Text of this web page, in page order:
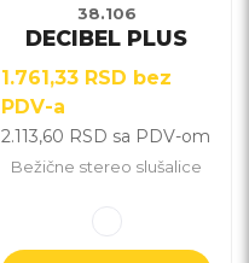
38.106
DECIBEL PLUS
1.761,33 RSD bez
PDV-a
2.113,60 RSD sa PDV-om
Bežične stereo slušalice
izabrane
na
stranici
proizvoda.